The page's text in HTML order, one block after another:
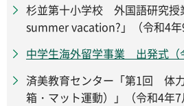
杉並第十小学校 外国語研究
summer vacation?」（令和4年
中学生海外留学事業 出発式（
済美教育センター「第1回 体
箱・マット運動）」（令和4年7